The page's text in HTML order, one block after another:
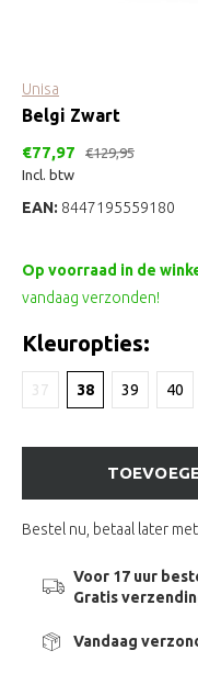
Unisa
Belgi Zwart
€77,97
€129,95
Incl. btw
EAN: 8447195559180
Op voorraad in de
vandaag verzonden!
Kleuropties:
37 38 39 40
Bestel nu, betaal later met
Voor 17 uur
Gratis
Vandaag